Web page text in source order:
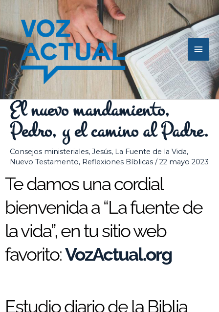
contenido
El nuevo mandamiento,
Pedro, y el camino al Padre.
Consejos ministeriales, Jesús, La Fuente de la Vida,
Nuevo Testamento, Reflexiones Bíblicas /22 mayo 2023
Te damos una cordial
bienvenida a “La fuente de
la vida”, en tu sitio web
favorito:VozActual.org
Estudio diario de la Biblia